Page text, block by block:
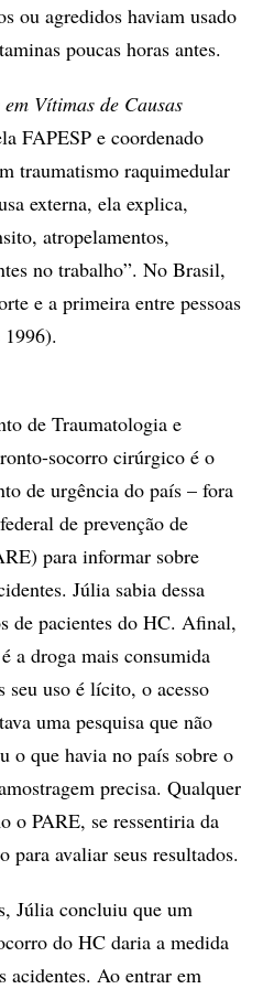
ou agredidos haviam usado
poucas horas antes.
Vítimas de Causas
FAPESP e coordenado
traumatismo raquimedular
externa, ela explica,
atropelamentos,
no trabalho”. No Brasil,
e a primeira entre pessoas
de Traumatologia e
socorro cirúrgico é o
de urgência do país – fora
de prevenção de
para informar sobre
Júlia sabia dessa
de pacientes do HC. Afinal,
a droga mais consumida
seu uso é lícito, o acesso
uma pesquisa que não
o que havia no país sobre o
precisa. Qualquer
o PARE, se ressentiria da
para avaliar seus resultados.
Júlia concluiu que um
do HC daria a medida
acidentes. Ao entrar em